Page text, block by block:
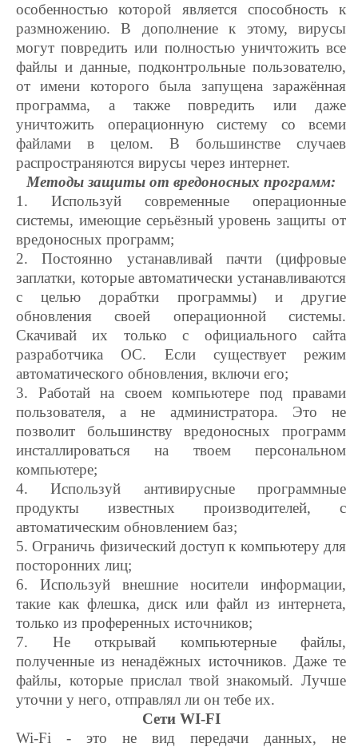
особенностью которой является способность к
размножению. В дополнение к этому, вирусы
могут повредить или полностью уничтожить все
файлы и данные, подконтрольные пользователю,
от имени которого была запущена заражённая
программа, а также повредить или даже
уничтожить операционную систему со всеми
файлами в целом. В большинстве случаев
распространяются вирусы через интернет.
Методы защиты от вредоносных программ:
1. Используй современные операционные
системы, имеющие серьёзный уровень защиты от
вредоносных программ;
2. Постоянно устанавливай пачти (цифровые
заплатки, которые автоматически устанавливаются
с целью дорабтки программы) и другие
обновления своей операционной системы.
Скачивай их только с официального сайта
разработчика ОС. Если существует режим
автоматического обновления, включи его;
3. Работай на своем компьютере под правами
пользователя, а не администратора. Это не
позволит большинству вредоносных программ
инсталлироваться на твоем персональном
компьютере;
4. Используй антивирусные программные
продукты известных производителей, с
автоматическим обновлением баз;
5. Ограничь физический доступ к компьютеру для
посторонних лиц;
6. Используй внешние носители информации,
такие как флешка, диск или файл из интернета,
только из проференных источников;
7. Не открывай компьютерные файлы,
полученные из ненадёжных источников. Даже те
файлы, которые прислал твой знакомый. Лучше
уточни у него, отправлял ли он тебе их.
Сети WI-FI
Wi-Fi - это не вид передачи данных, не